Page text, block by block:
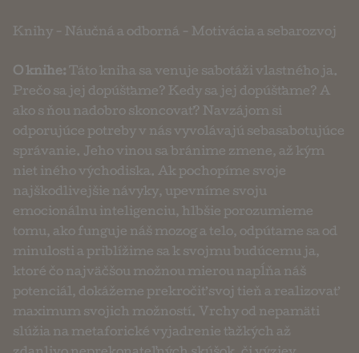
Knihy - Náučná a odborná - Motivácia a sebarozvoj
O knihe: Táto kniha sa venuje sabotáži vlastného ja.
Prečo sa jej dopúšťame? Kedy sa jej dopúšťame? A
ako s ňou nadobro skoncovať? Navzájom si
odporujúce potreby v nás vyvolávajú sebasabotujúce
správanie. Jeho vinou sa bránime zmene, až kým
niet iného východiska. Ak pochopíme svoje
najškodlivejšie návyky, upevníme svoju
emocionálnu inteligenciu, hlbšie porozumieme
tomu, ako funguje náš mozog a telo, odpútame sa od
minulosti a priblížime sa k svojmu budúcemu ja,
ktoré čo najväčšou možnou mierou napĺňa náš
potenciál, dokážeme prekročiť svoj tieň a realizovať
maximum svojich možností. Vrchy od nepamäti
slúžia na metaforické vyjadrenie ťažkých až